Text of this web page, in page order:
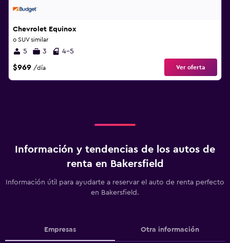
Chevrolet Equinox
o SUV similar
5 3 4-5
$969 /día Ver oferta
Información y tendencias de los autos de
renta en Bakersfield
Información útil para ayudarte a reservar el auto de renta perfecto
en Bakersfield.
Empresas Otra información